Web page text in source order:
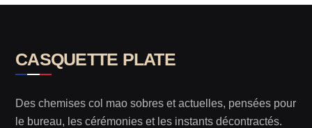
CASQUETTE PLATE
Des chemises col mao sobres et actuelles, pensées pour
le bureau, les cérémonies et les instants décontractés.